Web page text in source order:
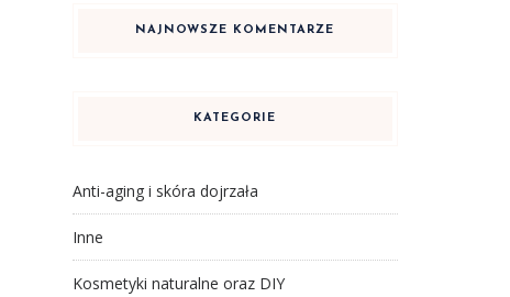
NAJNOWSZE KOMENTARZE
KATEGORIE
Anti-aging i skóra dojrzała
Inne
Kosmetyki naturalne oraz DIY